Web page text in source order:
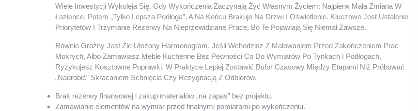
Wiele Inwestycji Wykoleja Się, Gdy Wykończenia Zaczynają Żyć Własnym Życiem: Najpierw Mała Zmiana W
Łazience, Potem „tylko Lepsza Podłoga”, A Na Końcu Brakuje Na Drzwi I Oświetlenie. Kluczowe Jest Ustalenie
Priorytetów I Trzymanie Rezerwy Na Nieprzewidziane Prace, Bo Te Pojawiają Się Niemal Zawsze.
Równie Groźny Jest Źle Ułożony Harmonogram. Jeśli Wchodzisz Z Malowaniem Przed Zakończeniem Prac
Mokrych, Albo Zamawiasz Meble Kuchenne Bez Pewności Co Do Wymiarów Po Tynkach I Podłogach,
Ryzykujesz Kosztowne Poprawki. W Praktyce Lepiej Zostawić Bufor Czasowy Między Etapami Niż Próbować
„nadrobić” Skracaniem Schnięcia Czy Rezygnacją Z Odbiorów.
Brak rezerwy finansowej i zakup materiałów „na zapas” bez projektu.
Zamawianie elementów na wymiar przed finalnymi pomiarami po wykończeniu.